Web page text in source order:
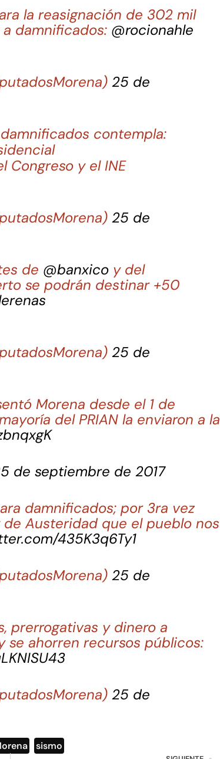
la reasignación de 302 mil
damnificados: @rocionahle
25 de
contempla:
Congreso y el INE
25 de
de @banxico y del
se podrán destinar +50
25 de
Morena desde el 1 de
del PRIAN la enviaron a la
de septiembre de 2017
damnificados; por 3ra vez
Austeridad que el pueblo nos
435K3q6Ty1
25 de
prerrogativas y dinero a
se ahorren recursos públicos:
25 de
sismo